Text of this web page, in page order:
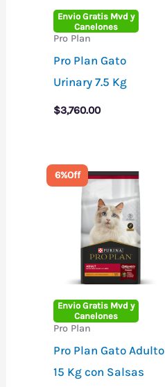
Envio Gratis Mvd y
Canelones
Pro Plan
Pro Plan Gato
Urinary 7.5 Kg
$3,760.00
Envio Gratis Mvd y
Canelones
6%Off
Pro Plan
Pro Plan Gato Adulto
15 Kg con Salsas